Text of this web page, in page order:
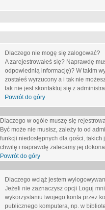
Dlaczego nie mogę się zalogować?
A zarejestrowałeś się? Naprawdę
odpowiednią informację)? W takim
zostałeś wyrzucony a i tak nie
tak nie jest skontaktuj się z
Powrót do góry
Dlaczego w ogóle muszę się
Być może nie musisz, zależy to od
funkcji niedostępnych dla gości, takich
chwilę i naprawdę zalecamy jej
Powrót do góry
Dlaczego wciąż jestem
Jeżeli nie zaznaczysz opcji Loguj
wykorzystaniu twojego konta przez
publicznego komputera, np. w